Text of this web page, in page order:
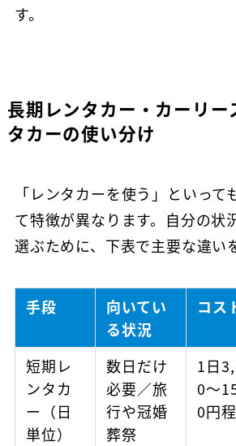
す。
長期レンタカー・カーリー
タカーの使い分け
「レンタカーを使う」といって
て特徴が異なります。自分の状
選ぶために、下表で主要な違い
手段
向いてい
る状況
コス
短期レ
ンタカ
ー（日
単位）
数日だけ
必要／旅
行や冠婚
葬祭
1日
0〜
0円